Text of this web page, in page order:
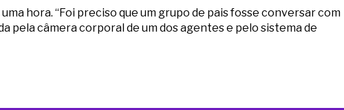
hora. “Foi preciso que um grupo de pais fosse conversar com
pela câmera corporal de um dos agentes e pelo sistema de